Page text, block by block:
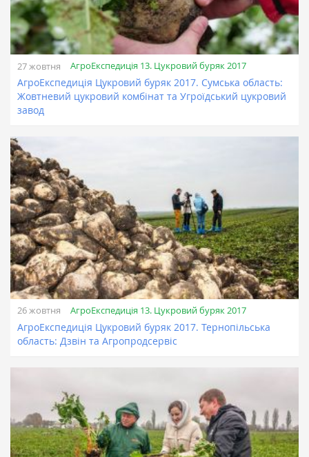
27 жовтня АгроЕкспедиція 13. Цукровий буряк 2017
АгроЕкспедиція Цукровий буряк 2017. Сумська область:
Жовтневий цукровий комбінат та Угроїдський цукровий
завод
26 жовтня АгроЕкспедиція 13. Цукровий буряк 2017
АгроЕкспедиція Цукровий буряк 2017. Тернопільська
область: Дзвін та Агропродсервіс